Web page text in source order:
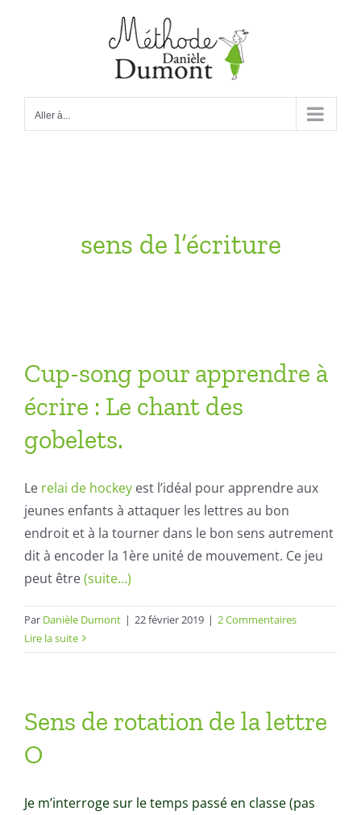
Aller à...
sens de l’écriture
Cup-song pour apprendre à
écrire : Le chant des
gobelets.
Le relai de hockey est l’idéal pour apprendre aux
jeunes enfants à attaquer les lettres au bon
endroit et à la tourner dans le bon sens autrement
dit à encoder la 1ère unité de mouvement. Ce jeu
peut être(suite…)
Par Danièle Dumont | 22 février 2019 | 2 Commentaires
Lire la suite
Sens de rotation de la lettre
O
Je m’interroge sur le temps passé en classe (pas